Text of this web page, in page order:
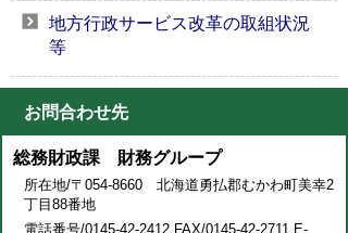
地方行政サービス改革の取組状況
等
お問合わせ先
総務財政課 財務グループ
所在地/〒054-8660 北海道勇払郡むかわ町美幸2
丁目88番地
電話番号/0145-42-2412 FAX/0145-42-2711 E-